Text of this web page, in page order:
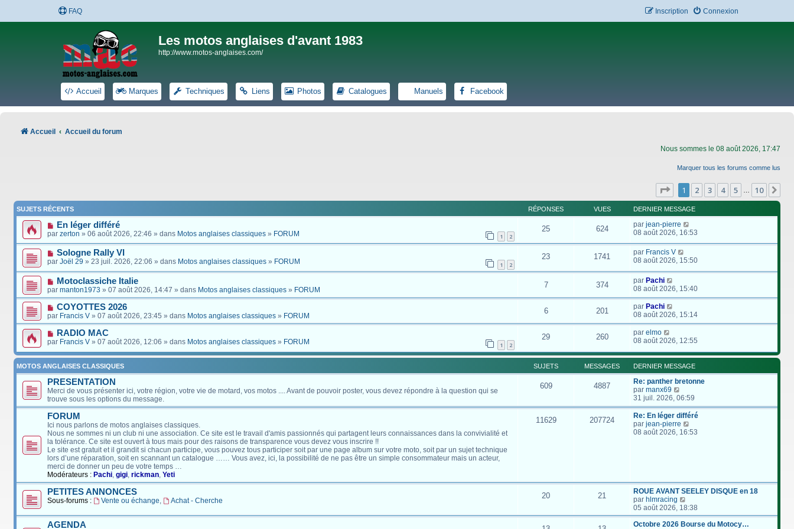
FAQ Connexion
Inscription
Les motos anglaises d'avant 1983
http://www.motos-anglaises.com/
Accueil Marques Techniques Liens Photos Catalogues Manuels Facebook
Accueil Accueil du forum
Nous sommes le 08 août 2026, 17:47
Marquer tous les forums comme lus
Page 1sur10
1 2 3 4 5 10
SUJETS RÉCENTS RÉPONSES VUES DERNIER MESSAGE
En léger différé
1 2
par zerton » 06 août 2026, 22:46 » dans Motos anglaises classiques » FORUM
25 624 par jean-pierre
08 août 2026, 16:53
Sologne Rally VI
1 2
par Joël 29 » 23 juil. 2026, 22:06 » dans Motos anglaises classiques » FORUM
23 1741 par Francis V
08 août 2026, 15:50
Motoclassiche Italie
par manton1973 » 07 août 2026, 14:47 » dans Motos anglaises classiques » FORUM
7 374 par Pachi
08 août 2026, 15:40
COYOTTES 2026
par Francis V » 07 août 2026, 23:45 » dans Motos anglaises classiques » FORUM
6 201 par Pachi
08 août 2026, 15:14
RADIO MAC
1 2
par Francis V » 07 août 2026, 12:06 » dans Motos anglaises classiques » FORUM
29 260 par elmo
08 août 2026, 12:55
MOTOS ANGLAISES CLASSIQUES SUJETS MESSAGES DERNIER MESSAGE
PRESENTATION
Merci de vous présenter ici, votre région, votre vie de motard, vos motos .... Avant de pouvoir poster, vous devez répondre à la question qui se
trouve sous les options du message.
609 4887
Re: panther bretonne
par manx69
o
n
s
u
l
e
r
n
e
31 juil. 2026, 06:59
FORUM
Ici nous parlons de motos anglaises classiques.
Nous ne sommes ni un club ni une association. Ce site est le travail d'amis passionnés qui partagent leurs connaissances dans la convivialité et
la tolérance. Ce site est ouvert à tous mais pour des raisons de transparence vous devez vous inscrire !!
Le site est gratuit et il grandit si chacun participe, vous pouvez tous participer soit par une page album sur votre moto, soit par un sujet technique
lors d’une réparation, soit en scannant un catalogue …… Vous avez, ici, la possibilité de ne pas être un simple consommateur mais un acteur,
merci de donner un peu de votre temps …
Modérateurs : Pachi, gigi, rickman, Yeti
11629 207724
Re: En léger différé
par jean-pierre
o
e
r
e
d
e
08 août 2026, 16:53
PETITES ANNONCES
Sous-forums : Vente ou échange, Achat - Cherche
20 21
ROUE AVANT SEELEY DISQUE en 18
par hlmracing
o
n
s
05 août 2026, 18:38
AGENDA
Octobre 2026 Bourse du Motocy…